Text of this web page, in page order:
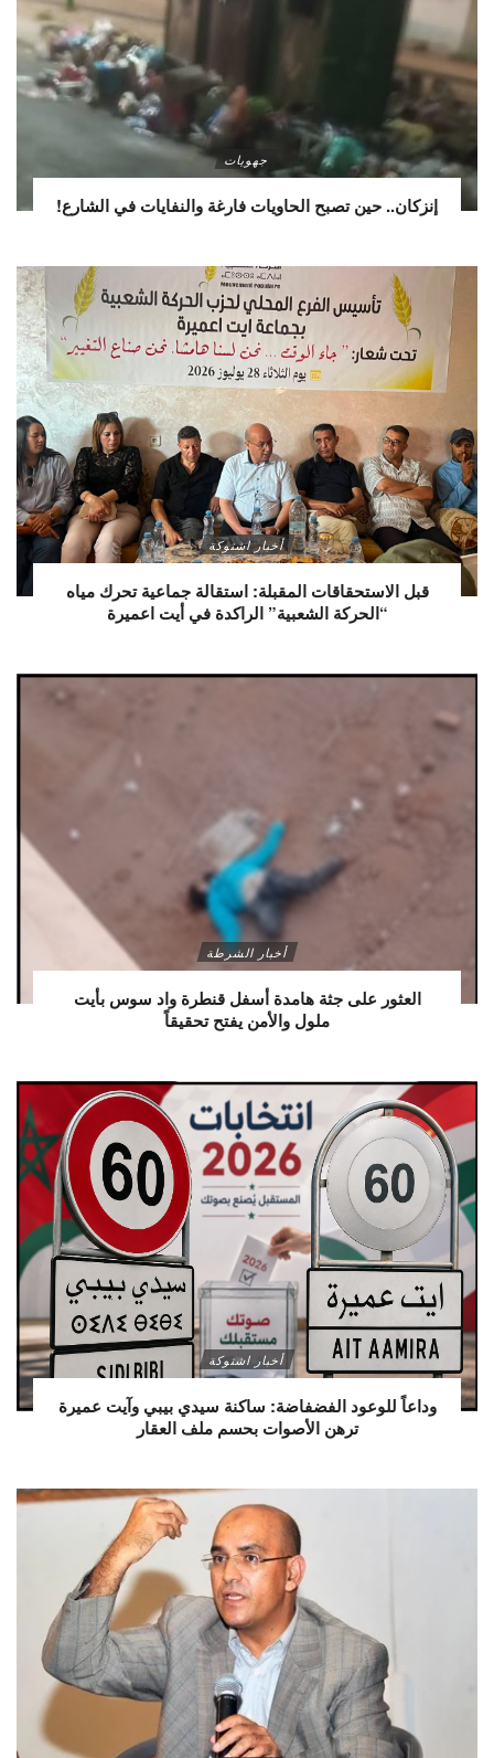
جهويات
إنزكان.. حين تصبح الحاويات فارغة والنفايات في الشارع!
أخبار اشتوكة
قبل الاستحقاقات المقبلة: استقالة جماعية تحرك مياه
“الحركة الشعبية” الراكدة في أيت اعميرة
أخبار الشرطة
العثور على جثة هامدة أسفل قنطرة واد سوس بأيت
ملول والأمن يفتح تحقيقاً
أخبار اشتوكة
وداعاً للوعود الفضفاضة: ساكنة سيدي بيبي وآيت عميرة
ترهن الأصوات بحسم ملف العقار